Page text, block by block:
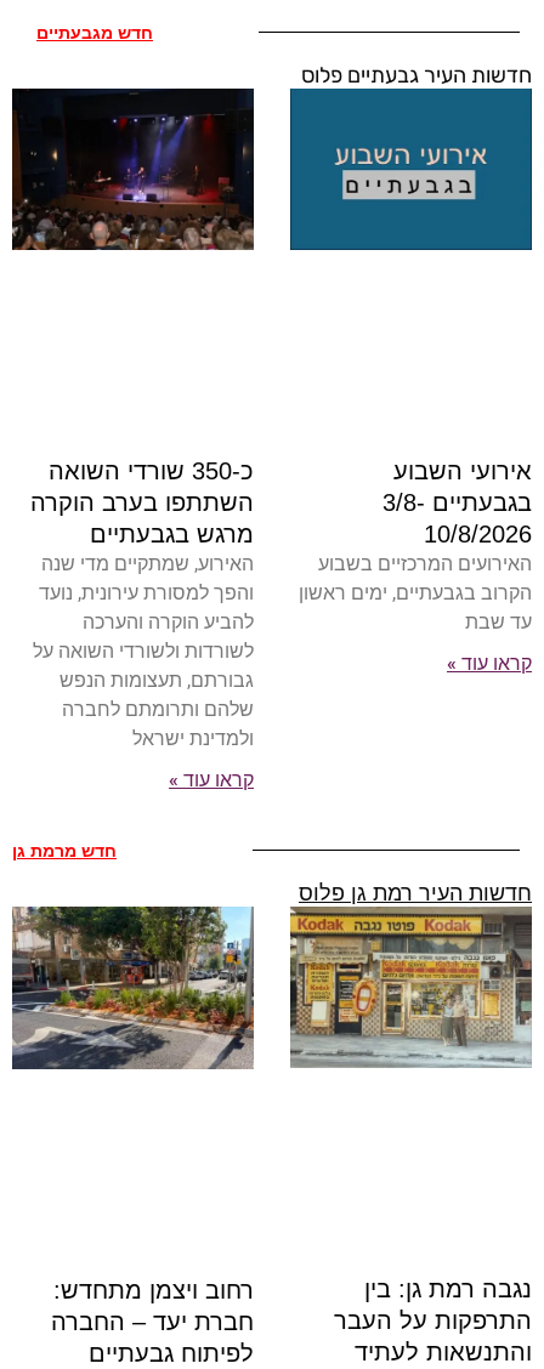
חדש מגבעתיים
חדשות העיר גבעתיים פלוס
אירועי השבוע
בגבעתיים 3/8-
10/8/2026
האירועים המרכזיים בשבוע
הקרוב בגבעתיים, ימים ראשון
עד שבת
קראו עוד »
כ-350 שורדי השואה
השתתפו בערב הוקרה
מרגש בגבעתיים
האירוע, שמתקיים מדי שנה
והפך למסורת עירונית, נועד
להביע הוקרה והערכה
לשורדות ולשורדי השואה על
גבורתם, תעצומות הנפש
שלהם ותרומתם לחברה
ולמדינת ישראל
קראו עוד »
חדש מרמת גן
חדשות העיר רמת גן פלוס
נגבה רמת גן: בין
התרפקות על העבר
והתנשאות לעתיד
רחוב ויצמן מתחדש:
חברת יעד – החברה
לפיתוח גבעתיים